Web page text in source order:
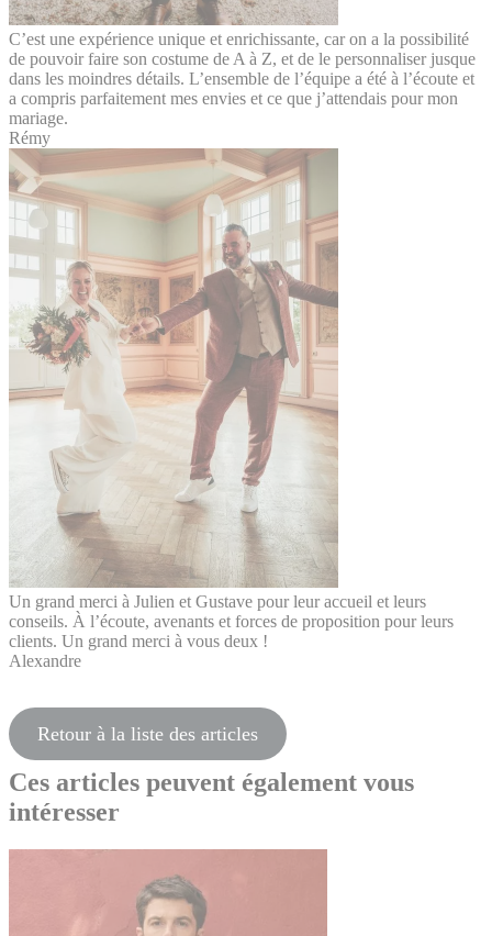
C’est une expérience unique et enrichissante, car on a la possibilité
de pouvoir faire son costume de A à Z, et de le personnaliser jusque
dans les moindres détails. L’ensemble de l’équipe a été à l’écoute et
a compris parfaitement mes envies et ce que j’attendais pour mon
mariage.
Rémy
Un grand merci à Julien et Gustave pour leur accueil et leurs
conseils. À l’écoute, avenants et forces de proposition pour leurs
clients. Un grand merci à vous deux !
Alexandre
Retour à la liste des articles
Ces articles peuvent également vous
intéresser